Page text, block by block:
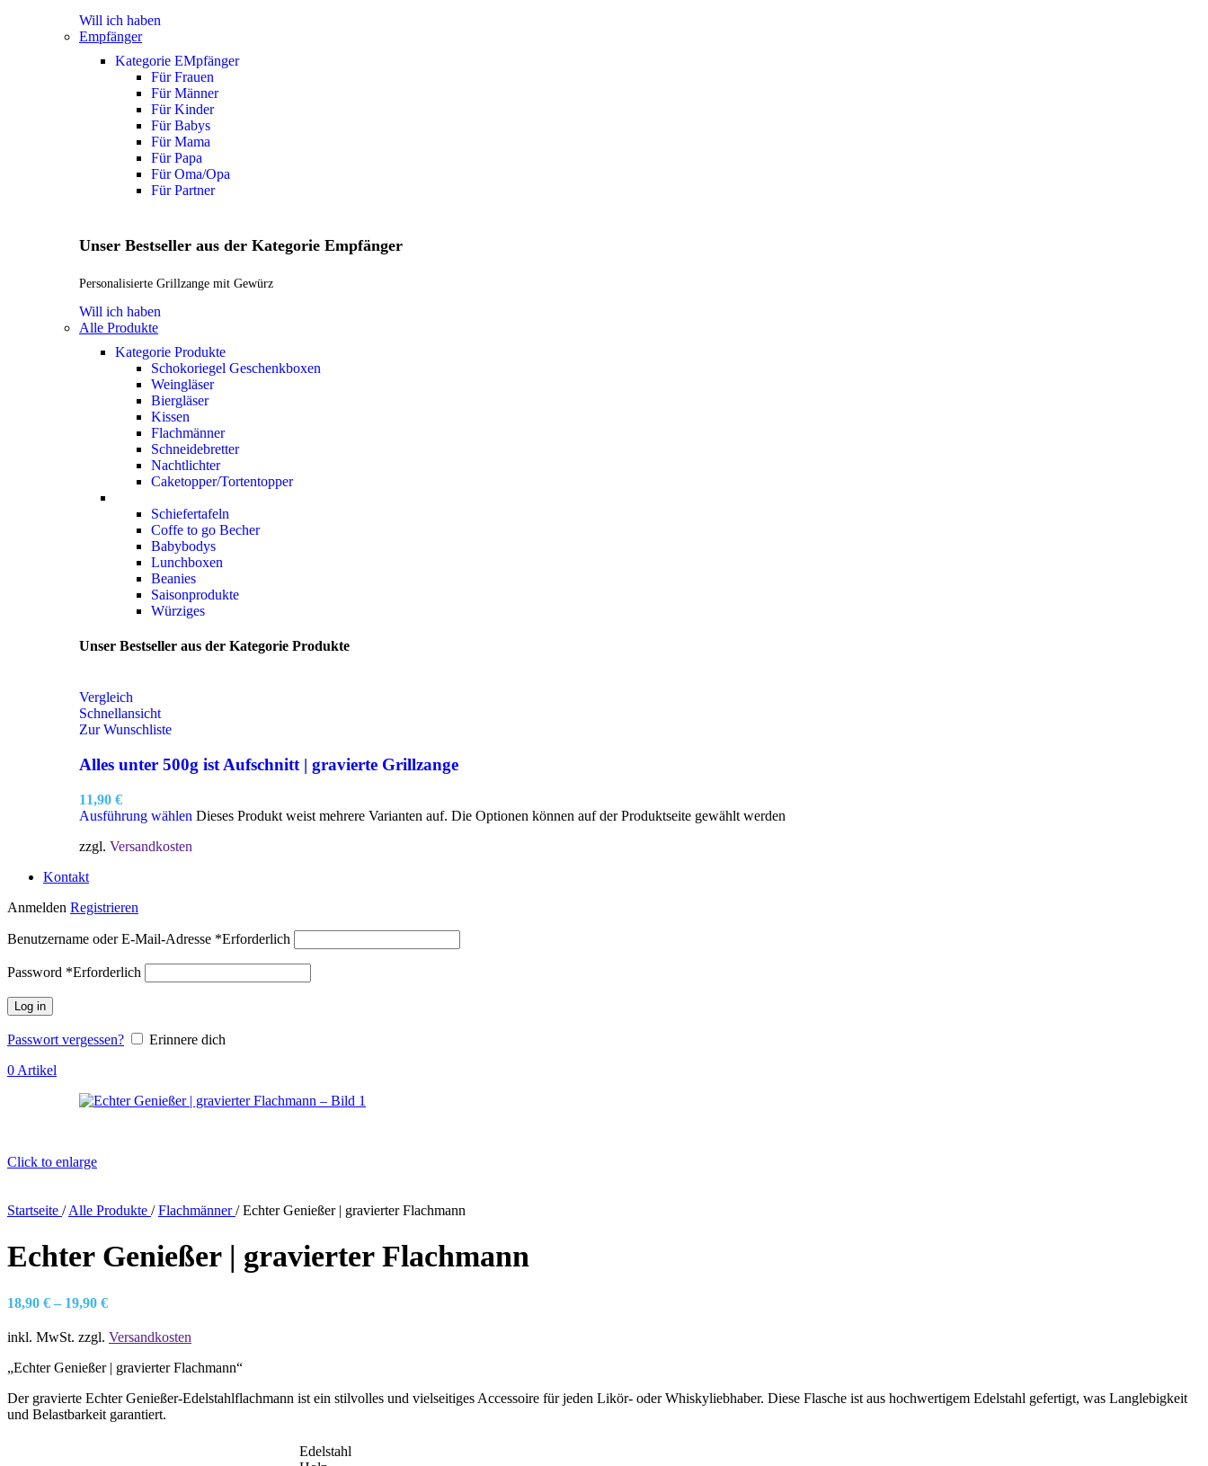
Will ich haben
Empfänger
Kategorie EMpfänger
Für Frauen
Für Männer
Für Kinder
Für Babys
Für Mama
Für Papa
Für Oma/Opa
Für Partner
Unser Bestseller aus der Kategorie Empfänger
Personalisierte Grillzange mit Gewürz
Will ich haben
Alle Produkte
Kategorie Produkte
Schokoriegel Geschenkboxen
Weingläser
Biergläser
Kissen
Flachmänner
Schneidebretter
Nachtlichter
Caketopper/Tortentopper
Schiefertafeln
Coffe to go Becher
Babybodys
Lunchboxen
Beanies
Saisonprodukte
Würziges
Unser Bestseller aus der Kategorie Produkte
Vergleich
Schnellansicht
Zur Wunschliste
Alles unter 500g ist Aufschnitt | gravierte Grillzange
11,90 €
Ausführung wählen Dieses Produkt weist mehrere Varianten auf. Die Optionen können auf der Produktseite gewählt werden
zzgl. Versandkosten
Kontakt
Anmelden Registrieren
Benutzername oder E-Mail-Adresse *Erforderlich
Password *Erforderlich
Log in
Passwort vergessen?
Erinnere dich
0 Artikel
Click to enlarge
Startseite / Alle Produkte / Flachmänner/ Echter Genießer | gravierter Flachmann
Echter Genießer | gravierter Flachmann
18,90 € – 19,90 €
inkl. MwSt. zzgl. Versandkosten
„Echter Genießer | gravierter Flachmann“
Der gravierte Echter Genießer-Edelstahlflachmann ist ein stilvolles und vielseitiges Accessoire für jeden Likör- oder Whiskyliebhaber. Diese Flasche ist aus hochwertigem Edelstahl gefertigt, was Langlebigkeit
und Belastbarkeit garantiert.
Edelstahl